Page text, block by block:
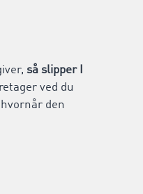
så slipper I
ved du
den